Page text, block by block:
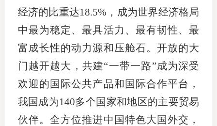
经济的比重达18.5%，成为世界经济格局
中最为稳定、最具活力、最有韧性、最
富成长性的动力源和压舱石。开放的大
门越开越大，共建“一带一路”成为深受
欢迎的国际公共产品和国际合作平台，
我国成为140多个国家和地区的主要贸易
伙伴。全方位推进中国特色大国外交，